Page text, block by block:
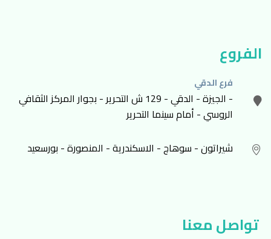
الفروع
فرع الدقي
- الجيزة - الدقي - 129 ش التحرير - بجوار المركز الثقافي
الروسي - أمام سينما التحرير
شيراتون - سوهاج - الاسكندرية - المنصورة - بورسعيد
تواصل معنا